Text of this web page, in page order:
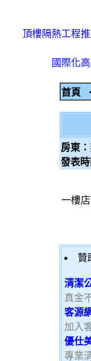
頂樓隔熱工程
國際化
首頁
房東：
發表時
一樓
清潔
真金
客源
加入
優仕
專業